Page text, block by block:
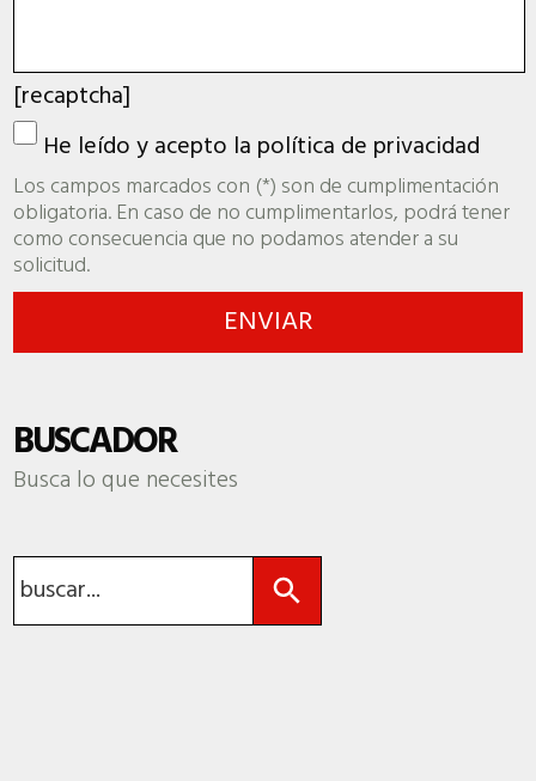
[recaptcha]
He leído y acepto la política de privacidad
Los campos marcados con (*) son de cumplimentación
obligatoria. En caso de no cumplimentarlos, podrá tener
como consecuencia que no podamos atender a su
solicitud.
BUSCADOR
Busca lo que necesites